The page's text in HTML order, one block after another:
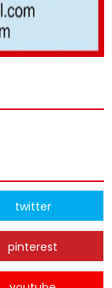
twitter
pinterest